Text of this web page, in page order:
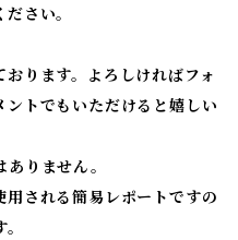
さい。
ります。よろしければフォ
ントでもいただけると嬉しい
りません。
用される簡易レポートですの